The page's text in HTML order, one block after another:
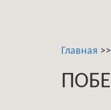
Главная >>